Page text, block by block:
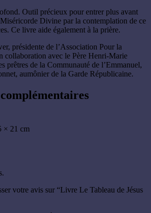
Outil précieux pour entrer plus avant
Divine par la contemplation de ce
Ce livre aide également à la prière.
présidente de l’Association Pour la
collaboration avec le Père Henri-Marie
prêtres de la Communauté de l’Emmanuel,
aumônier de la Garde Républicaine.
× 21 cm
votre avis sur “Livre Le Tableau de Jésus